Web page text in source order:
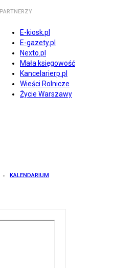
PARTNERZY
E-kiosk.pl
E-gazety.pl
Nexto.pl
Mała księgowość
Kancelarierp.pl
Wieści Rolnicze
Życie Warszawy
KALENDARIUM